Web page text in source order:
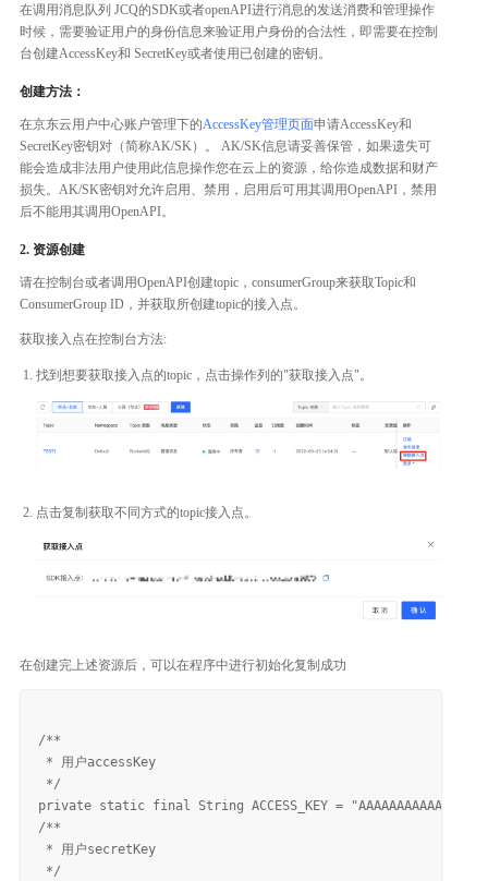
在调用消息队列 JCQ的SDK或者openAPI进行消息的发送消费和管理操作
时候，需要验证用户的身份信息来验证用户身份的合法性，即需要在控制
台创建AccessKey和 SecretKey或者使用已创建的密钥。
创建方法：
在京东云用户中心账户管理下的AccessKey管理页面申请AccessKey和
SecretKey密钥对（简称AK/SK）。 AK/SK信息请妥善保管，如果遗失可
能会造成非法用户使用此信息操作您在云上的资源，给你造成数据和财产
损失。AK/SK密钥对允许启用、禁用，启用后可用其调用OpenAPI，禁用
后不能用其调用OpenAPI。
2. 资源创建
请在控制台或者调用OpenAPI创建topic，consumerGroup来获取Topic和
ConsumerGroup ID，并获取所创建topic的接入点。
获取接入点在控制台方法:
找到想要获取接入点的topic，点击操作列的"获取接入点"。
点击复制获取不同方式的topic接入点。
在创建完上述资源后，可以在程序中进行初始化复制成功
/**
* 用户accessKey
*/
private static final String ACCESS_KEY =
/**
* 用户secretKey
*/